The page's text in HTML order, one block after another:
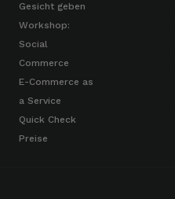
Gesicht geben
Workshop:
Social
Commerce
E-Commerce as
a Service
Quick Check
Preise